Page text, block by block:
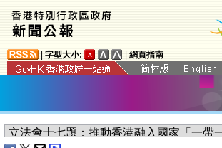
字型大小: 網頁指南